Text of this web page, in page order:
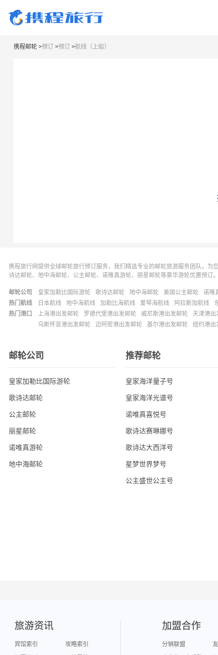
携程邮轮 >预订 >预订 >航线（上船）
携程旅行网提供全球邮轮旅行预订服务，我们精选专业的邮轮旅游服务团队，
诗达邮轮、地中海邮轮、公主邮轮、诺唯真游轮、丽星邮轮等豪华游轮优惠预订
邮轮公司 皇家加勒比国际游轮 歌诗达邮轮 地中海邮轮 美国公主邮轮
诺唯
热门航线
日本航线 地中海航线 加勒比海航线 爱琴海航线 阿拉斯加航线
热门港口
上海港出发邮轮 罗德代堡港出发邮轮 威尼斯港出发邮轮
天津港出
乌斯怀亚港出发邮轮
迈阿密港出发邮轮 基尔港出发邮轮 纽约港出
邮轮公司
皇家加勒比国际游轮
歌诗达邮轮
公主邮轮
丽星邮轮
诺唯真游轮
地中海邮轮
推荐邮轮
皇家海洋量子号
皇家海洋光谱号
诺唯真喜悦号
歌诗达赛琳娜号
歌诗达大西洋号
星梦世界梦号
公主盛世公主号
旅游资讯
宾馆索引
攻略索引
加盟合作
分销联盟